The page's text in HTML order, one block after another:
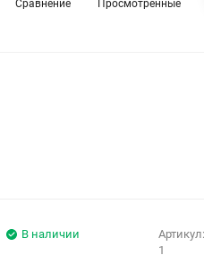
Сравнение Просмотренные
Артикул:
1
В наличии